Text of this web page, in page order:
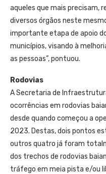
aqueles que mais precisam,
diversos órgãos neste
importante etapa de apoio
municípios, visando à
as pessoas”, pontuou.
Rodovias
A Secretaria de
ocorrências em rodovias
desde quando começou a
2023. Destas, dois pontos
outros quatro já foram
dos trechos de rodovias
tráfego em meia pista e/ou